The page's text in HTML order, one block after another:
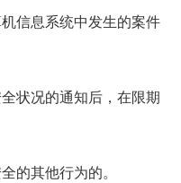
信息系统中发生的案件
状况的通知后，在限期
的其他行为的。